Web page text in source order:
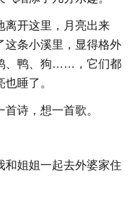
离开这里，月亮出来
这条小溪里，显得格外
、鸭、狗……，它们都
睡了。
诗，想一首歌。
和姐姐一起去外婆家住